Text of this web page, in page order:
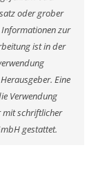
oder grober
Informationen zur
ist in der
Eine
Verwendung
mit schriftlicher
gestattet.